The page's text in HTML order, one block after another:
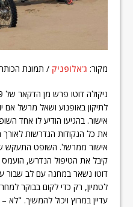
מקור: ג'אלופניק / תמונת
לתיקון באופנוע ושאל מרשל אם
אישור. בהגיעו הודיע לו אחד
את כל הנקודות הנדרשות
אישור ממרשל. השופט התעקש
קיבל את הטיפול הנדרש,
דוטו נשאר במחנה עם לב שבור
לטמיון, רק כדי לקום בבוקר
עדיין במרוץ ויכול להמשיך.